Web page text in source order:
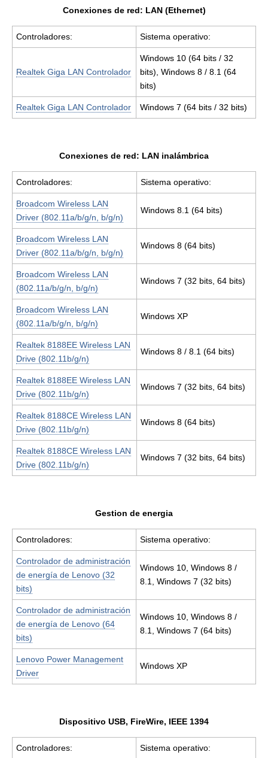
Conexiones de red: LAN (Ethernet)
Controladores: Sistema operativo:
Realtek Giga LAN Controlador
Windows 10 (64 bits / 32
bits), Windows 8 / 8.1 (64
bits)
Realtek Giga LAN Controlador Windows 7 (64 bits / 32 bits)
Conexiones de red: LAN inalámbrica
Controladores: Sistema operativo:
Broadcom Wireless LAN
Driver (802.11a/b/g/n, b/g/n)
Windows 8.1 (64 bits)
Broadcom Wireless LAN
Driver (802.11a/b/g/n, b/g/n)
Windows 8 (64 bits)
Broadcom Wireless LAN
(802.11a/b/g/n, b/g/n)
Windows 7 (32 bits, 64 bits)
Broadcom Wireless LAN
(802.11a/b/g/n, b/g/n)
Windows XP
Realtek 8188EE Wireless LAN
Drive (802.11b/g/n)
Windows 8 / 8.1 (64 bits)
Realtek 8188EE Wireless LAN
Drive (802.11b/g/n)
Windows 7 (32 bits, 64 bits)
Realtek 8188CE Wireless LAN
Drive (802.11b/g/n)
Windows 8 (64 bits)
Realtek 8188CE Wireless LAN
Drive (802.11b/g/n)
Windows 7 (32 bits, 64 bits)
Gestion de energia
Controladores: Sistema operativo:
Controlador de administración
de energía de Lenovo (32
bits)
Windows 10, Windows 8 /
8.1, Windows 7 (32 bits)
Controlador de administración
de energía de Lenovo (64
bits)
Windows 10, Windows 8 /
8.1, Windows 7 (64 bits)
Lenovo Power Management
Driver
Windows XP
Dispositivo USB, FireWire, IEEE 1394
Controladores: Sistema operativo: